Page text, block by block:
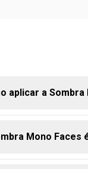
aplicar a Sombra
a Sombra
Mono Faces